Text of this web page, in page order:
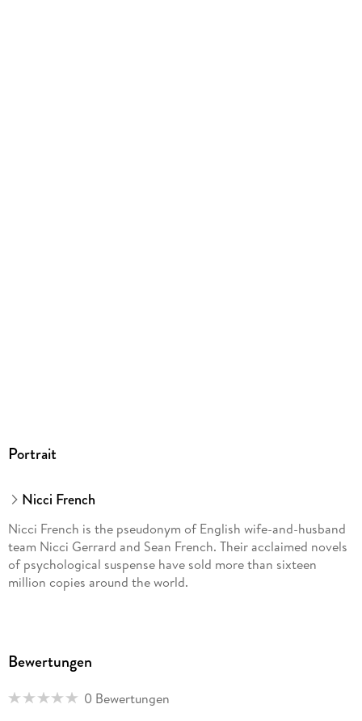
Portrait
Nicci French
Nicci French is the pseudonym of English wife-and-husband
team Nicci Gerrard and Sean French. Their acclaimed novels
of psychological suspense have sold more than sixteen
million copies around the world.
Bewertungen
0 Bewertungen